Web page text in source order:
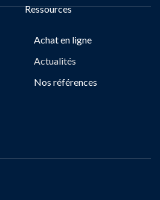
Ressources
Achat en ligne
Actualités
Nos références